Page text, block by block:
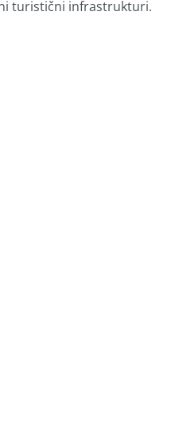
turistični infrastrukturi.